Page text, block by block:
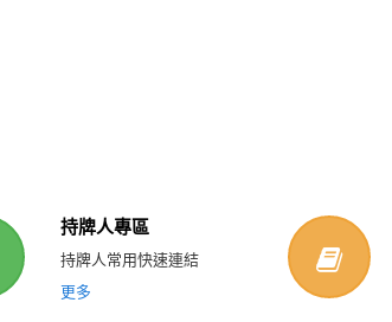
持牌人專區
持牌人常用快速連結
更多